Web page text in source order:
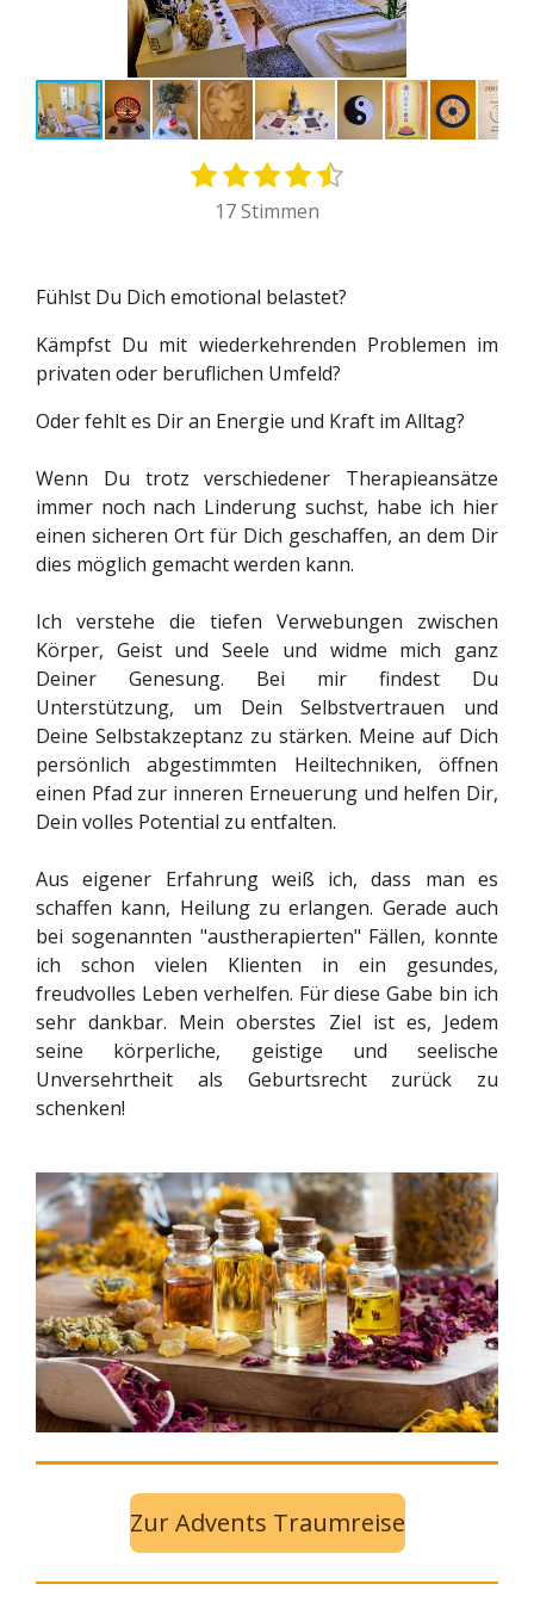
r
u
n
:
2
9
4
1
7
6
4
7
0
5
8
S
t
e
r
n
e
1
r
n
2
S
t
r
n
e
3
S
t
r
n
e
4
S
t
r
n
e
5
S
t
r
n
e
B
t
n
b
e
n
d
e
17 Stimmen
Fühlst Du Dich emotional belastet?
Kämpfst Du mit wiederkehrenden Problemen im
privaten oder beruflichen Umfeld?
Oder fehlt es Dir an Energie und Kraft im Alltag?
Wenn Du trotz verschiedener Therapieansätze
immer noch nach Linderung suchst, habe ich hier
einen sicheren Ort für Dich geschaffen, an dem Dir
dies möglich gemacht werden kann.
Ich verstehe die tiefen Verwebungen zwischen
Körper, Geist und Seele und widme mich ganz
Deiner Genesung. Bei mir findest Du
Unterstützung, um Dein Selbstvertrauen und
Deine Selbstakzeptanz zu stärken. Meine auf Dich
persönlich abgestimmten Heiltechniken, öffnen
einen Pfad zur inneren Erneuerung und helfen Dir,
Dein volles Potential zu entfalten.
Aus eigener Erfahrung weiß ich, dass man es
schaffen kann, Heilung zu erlangen. Gerade auch
bei sogenannten "austherapierten" Fällen, konnte
ich schon vielen Klienten in ein gesundes,
freudvolles Leben verhelfen. Für diese Gabe bin ich
sehr dankbar. Mein oberstes Ziel ist es, Jedem
seine körperliche, geistige und seelische
Unversehrtheit als Geburtsrecht zurück zu
schenken!
Zur Advents Traumreise